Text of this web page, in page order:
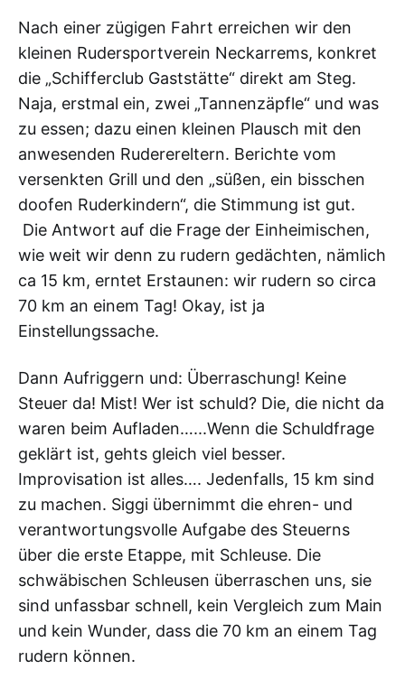
Nach einer zügigen Fahrt erreichen wir den
kleinen Rudersportverein Neckarrems, konkret
die „Schifferclub Gaststätte“ direkt am Steg.
Naja, erstmal ein, zwei „Tannenzäpfle“ und was
zu essen; dazu einen kleinen Plausch mit den
anwesenden Ruderereltern. Berichte vom
versenkten Grill und den „süßen, ein bisschen
doofen Ruderkindern“, die Stimmung ist gut.
Die Antwort auf die Frage der Einheimischen,
wie weit wir denn zu rudern gedächten, nämlich
ca 15 km, erntet Erstaunen: wir rudern so circa
70 km an einem Tag! Okay, ist ja
Einstellungssache.
Dann Aufriggern und: Überraschung! Keine
Steuer da! Mist! Wer ist schuld? Die, die nicht da
waren beim Aufladen…...Wenn die Schuldfrage
geklärt ist, gehts gleich viel besser.
Improvisation ist alles…. Jedenfalls, 15 km sind
zu machen. Siggi übernimmt die ehren- und
verantwortungsvolle Aufgabe des Steuerns
über die erste Etappe, mit Schleuse. Die
schwäbischen Schleusen überraschen uns, sie
sind unfassbar schnell, kein Vergleich zum Main
und kein Wunder, dass die 70 km an einem Tag
rudern können.